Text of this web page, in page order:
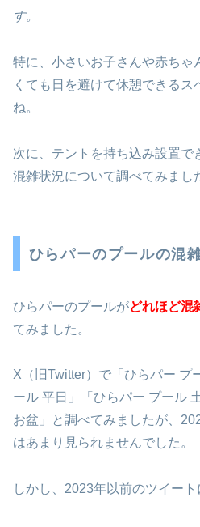
す。
特に、小さいお子さんや赤ちゃ
くても日を避けて休憩できるス
ね。
次に、テントを持ち込み設置で
混雑状況について調べてみまし
ひらパーのプールの混
ひらパーのプールがどれほど混
てみました。
X（旧Twitter）で「ひらパー プ
ール 平日」「ひらパー プール
お盆」と調べてみましたが、
はあまり見られませんでした。
しかし、2023年以前のツイート